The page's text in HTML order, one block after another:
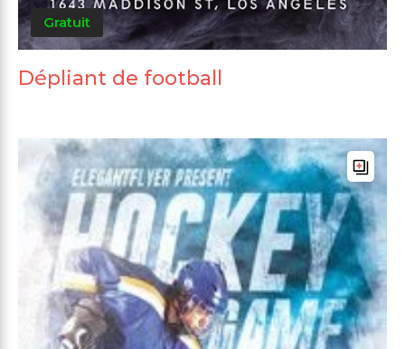
Gratuit
Dépliant de football